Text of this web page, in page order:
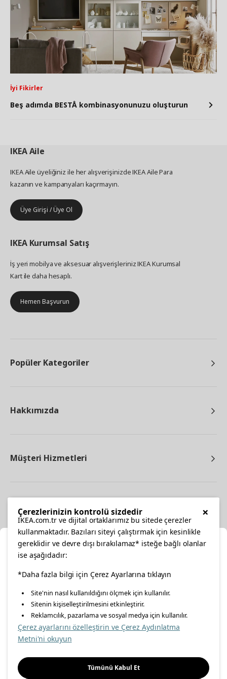
İyi Fikirler
Beş adımda BESTÅ kombinasyonunuzu oluşturun
IKEAAile
IKEA Aile üyeliğiniz ile her alışverişinizde IKEA Aile Para
kazanın ve kampanyaları kaçırmayın.
Üye Girişi / Üye Ol
IKEA Kurumsal Satış
İş yeri mobilya ve aksesuar alışverişleriniz IKEA Kurumsal
Kart ile daha hesaplı.
Hemen Başvurun
Popüler Kategoriler
Hakkımızda
Müşteri Hizmetleri
facebooktwitterinstagrampinterestyoutube
linkedin
Enerji Politikası Bilgi Güvenliği Politikası
Gıda Güvenliği Politikası
Konumunuzu Seçin
İnternetten vereceğiniz siparişlerinizde size özel hizmet ve
içerikleri görebilmek için lütfen konumuzu seçin.
İl seçiniz
Seçiniz
×
Çerezlerinizin kontrolü sizdedir
IKEA.com.tr ve dijital ortaklarımız bu sitede çerezler
kullanmaktadır. Bazıları siteyi çalıştırmak için kesinlikle
gereklidir ve devre dışı bırakılamaz* isteğe bağlı olanlar
ise aşağıdadır:
*Daha fazla bilgi için Çerez Ayarlarına tıklayın
Site'nin nasıl kullanıldığını ölçmek için kullanılır.
Sitenin kişiselleştirilmesini etkinleştirir.
Reklamcılık, pazarlama ve sosyal medya için kullanılır.
Çerez ayarlarını özelleştirin ve Çerez Aydınlatma
Metni'ni okuyun
Tümünü Kabul Et